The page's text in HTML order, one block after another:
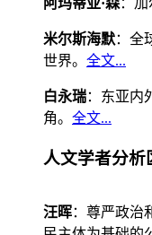
阿玛蒂亚·森：
米尔斯海默：全
世界。 全文...
白永瑞：东亚内
角。 全文...
人文学者分析
汪晖：尊严政治